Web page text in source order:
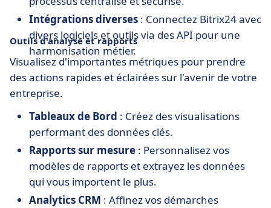
Intégrations diverses : Connectez Bitrix24 avec
divers logiciels et outils via des API pour une
harmonisation métier.
Outils d'analyse et rapports
Visualisez d'importantes métriques pour prendre
des actions rapides et éclairées sur l'avenir de votre
entreprise.
Tableaux de Bord : Créez des visualisations
performant des données clés.
Rapports sur mesure : Personnalisez vos
modèles de rapports et extrayez les données
qui vous importent le plus.
Analytics CRM : Affinez vos démarches